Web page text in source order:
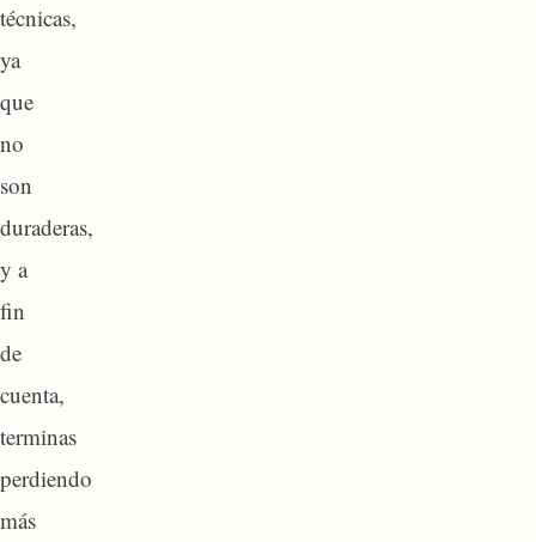
técnicas,
ya
que
no
son
duraderas,
y a
fin
de
cuenta,
terminas
perdiendo
más